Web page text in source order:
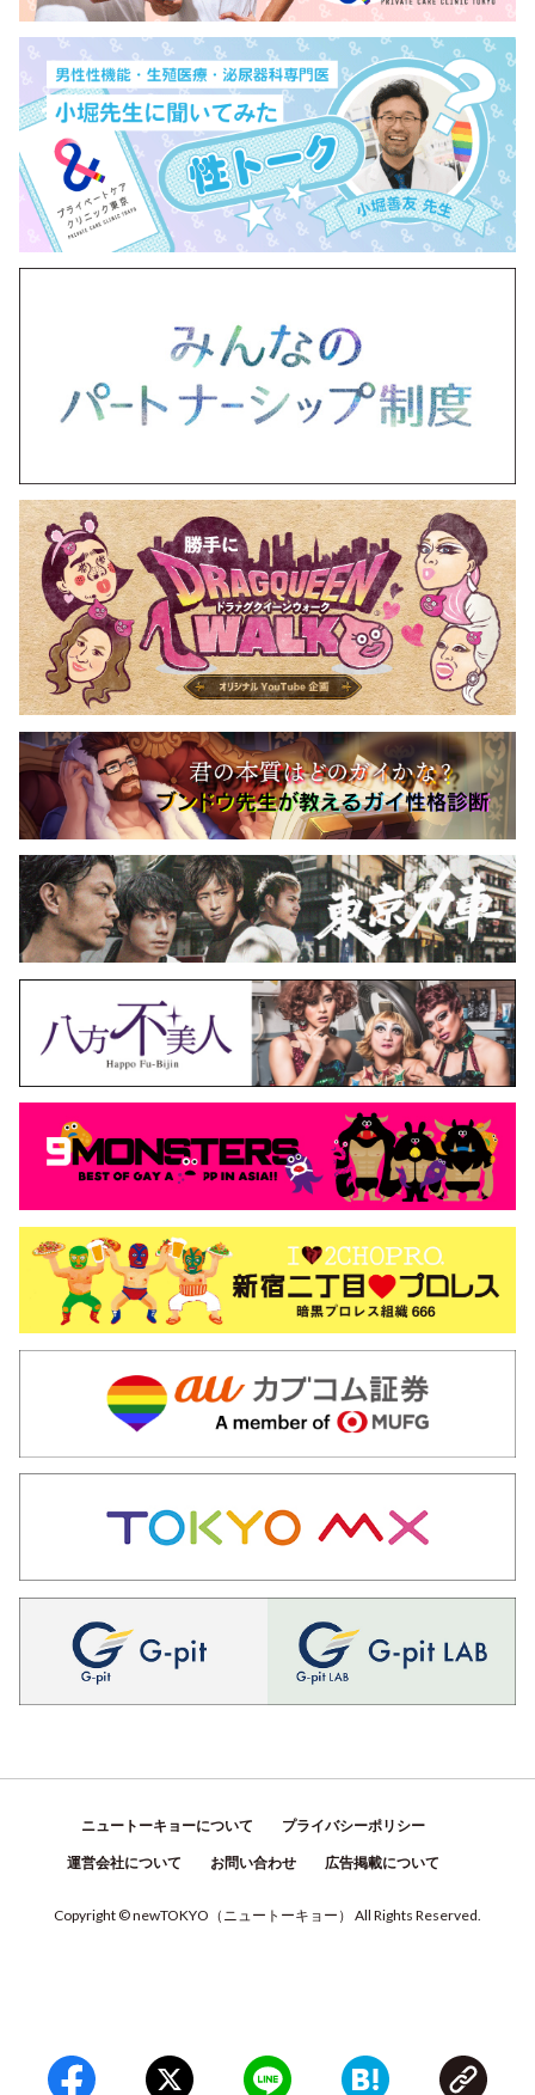
ニュートーキョーについて プライバシーポリシー
運営会社について お問い合わせ 広告掲載について
Copyright © newTOKYO （ ニュートーキョー ） All Rights Reserved.